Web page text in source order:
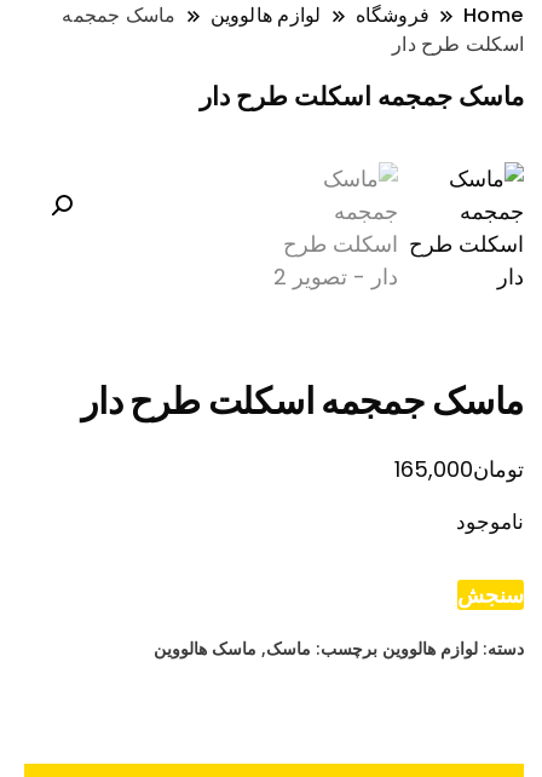
Home فروشگاه لوازم هالووین
ماسک جمجمه
اسکلت طرح دار
ماسک جمجمه اسکلت طرح دار
ماسک جمجمه اسکلت طرح دار
تومان165,000
ناموجود
سنجش
دسته: لوازم هالووین برچسب: ماسک, ماسک هالووین